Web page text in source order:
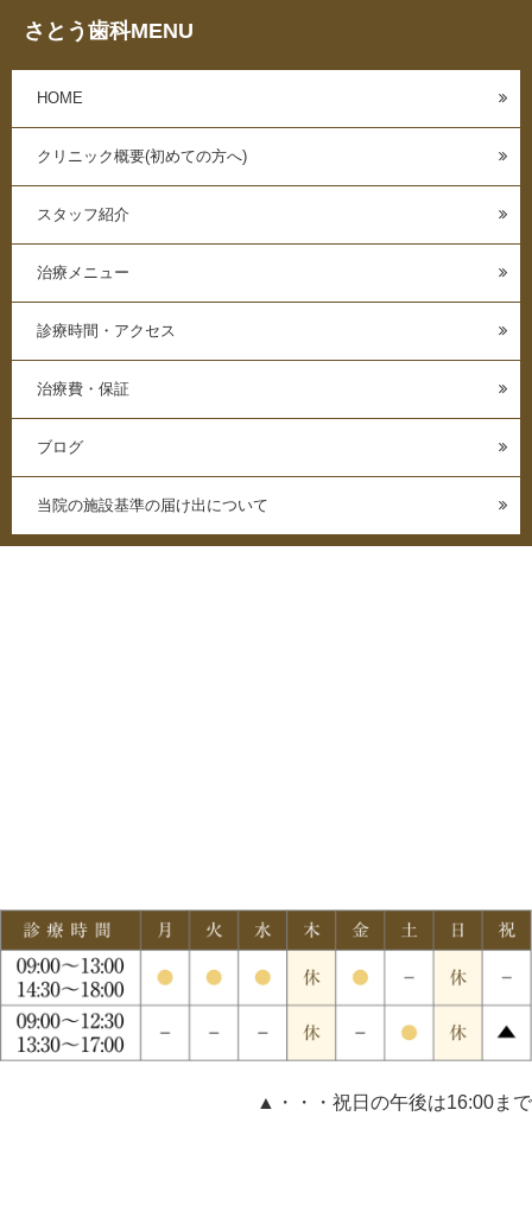
さとう歯科MENU
HOME
クリニック概要(初めての方へ)
スタッフ紹介
治療メニュー
診療時間・アクセス
治療費・保証
ブログ
当院の施設基準の届け出について
▲・・・祝日の午後は16:00まで